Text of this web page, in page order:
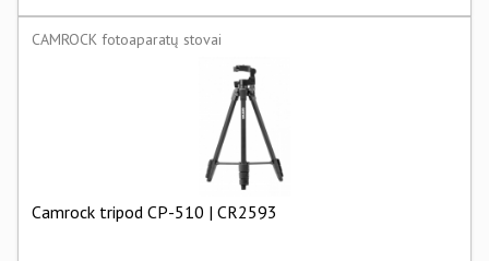
CAMROCK fotoaparatų stovai
Camrock tripod CP-510 | CR2593